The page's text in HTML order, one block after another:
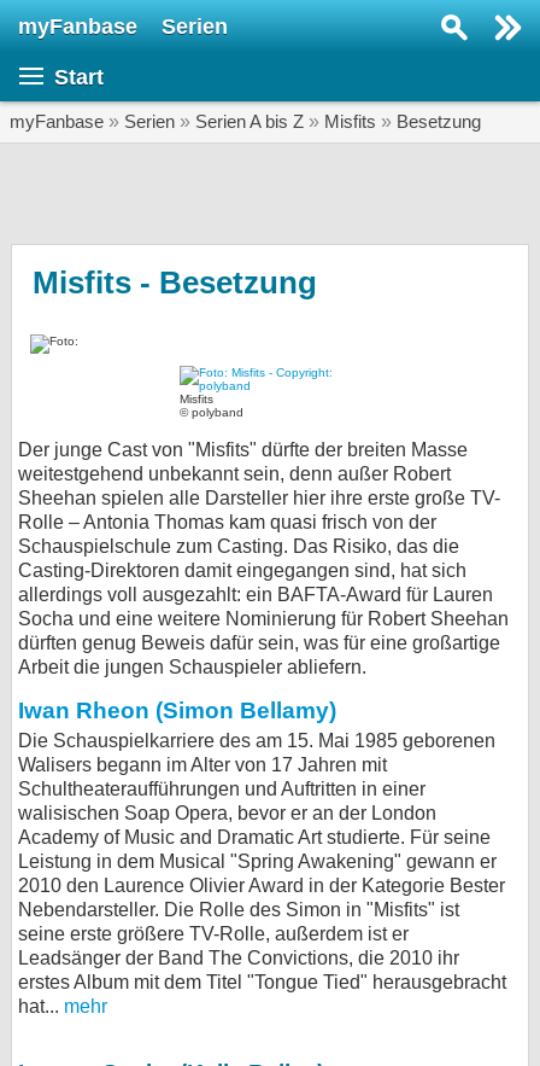
myFanbase Serien
Start
myFanbase » Serien » Serien A bis Z » Misfits » Besetzung
Misfits - Besetzung
Misfits
© polyband
Der junge Cast von "Misfits" dürfte der breiten Masse
weitestgehend unbekannt sein, denn außer Robert
Sheehan spielen alle Darsteller hier ihre erste große TV-
Rolle – Antonia Thomas kam quasi frisch von der
Schauspielschule zum Casting. Das Risiko, das die
Casting-Direktoren damit eingegangen sind, hat sich
allerdings voll ausgezahlt: ein BAFTA-Award für Lauren
Socha und eine weitere Nominierung für Robert Sheehan
dürften genug Beweis dafür sein, was für eine großartige
Arbeit die jungen Schauspieler abliefern.
Iwan Rheon (Simon Bellamy)
Die Schauspielkarriere des am 15. Mai 1985 geborenen
Walisers begann im Alter von 17 Jahren mit
Schultheateraufführungen und Auftritten in einer
walisischen Soap Opera, bevor er an der London
Academy of Music and Dramatic Art studierte. Für seine
Leistung in dem Musical "Spring Awakening" gewann er
2010 den Laurence Olivier Award in der Kategorie Bester
Nebendarsteller. Die Rolle des Simon in "Misfits" ist
seine erste größere TV-Rolle, außerdem ist er
Leadsänger der Band The Convictions, die 2010 ihr
erstes Album mit dem Titel "Tongue Tied" herausgebracht
hat... mehr
SERIEN
Specials
Gewinnspiele
Forum
bei X
bei Facebook
Kontakt
Nutzungsbedingungen
Datenschutz
Cookie-Einstellungen
Impressum
Desktop-Ansicht
myFanbase